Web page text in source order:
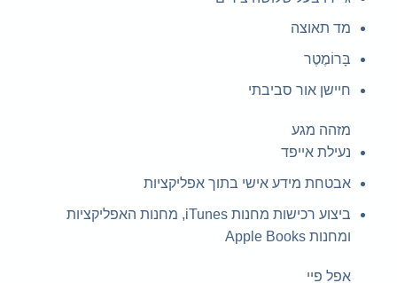
מד תאוצה
בָּרוֹמֶטֶר
חיישן אור סביבתי
מזהה מגע
נעילת אייפד
אבטחת מידע אישי בתוך אפליקציות
ביצוע רכישות מחנות iTunes, מחנות האפליקציות
ומחנות Apple Books
אפל פיי